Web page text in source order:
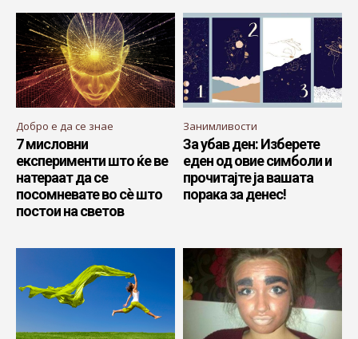
Добро е да се знае
7 мисловни
експерименти што ќе ве
натераат да се
посомневате во сѐ што
постои на светов
Занимливости
За убав ден: Изберете
еден од овие симболи и
прочитајте ја вашата
порака за денес!